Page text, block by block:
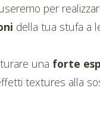
per
della tua stufa a
una forte
textures alla